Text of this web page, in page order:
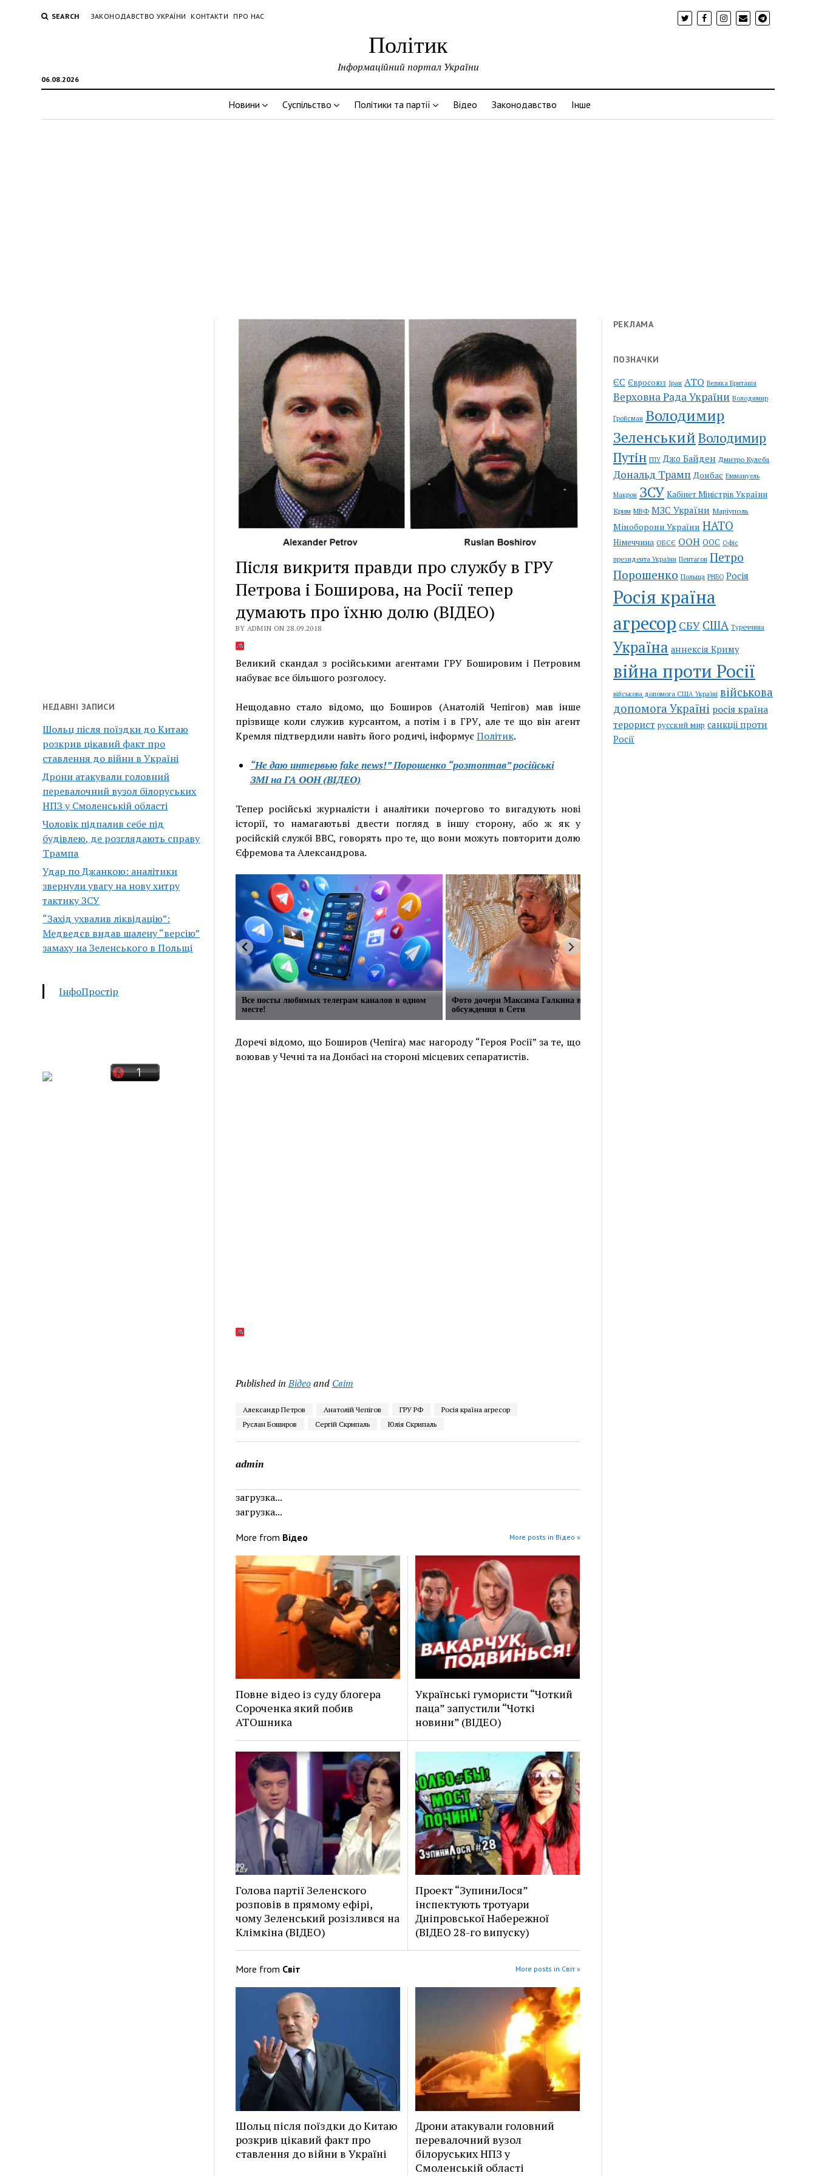
SEARCH ЗАКОНОДАВСТВО УКРАЇНИ КОНТАКТИ ПРО НАС
Політик
06.08.2026
Інформаційний портал України
Новини Суспільство Політики та партії Відео Законодавство Інше
НЕДАВНІ ЗАПИСИ
Шольц після поїздки до Китаю
розкрив цікавий факт про
ставлення до війни в Україні
Дрони атакували головний
перевалочний вузол білоруських
НПЗ у Смоленській області
Чоловік підпалив себе під
будівлею, де розглядають справу
Трампа
Удар по Джанкою: аналітики
звернули увагу на нову хитру
тактику ЗСУ
“Захід ухвалив ліквідацію”:
Медведєв видав шалену “версію”
замаху на Зеленського в Польщі
ІнфоПростір
Після викритя правди про службу в ГРУ
Петрова і Боширова, на Росії тепер
думають про їхню долю (ВІДЕО)
BY ADMIN ON 28.09.2018
Великий скандал з російськими агентами ГРУ Бошировим і Петровим
набуває все більшого розголосу.
Нещодавно стало відомо, що Боширов (Анатолій Чепігов) мав інше
прізвище коли служив курсантом, а потім і в ГРУ, але те що він агент
Кремля підтвердили навіть його родичі, інформуєПолітик.
“Не даю интервью fake news!” Порошенко “розтоптав” російські
ЗМІ на ГА ООН (ВІДЕО)
Тепер російські журналісти і аналітики почергово то вигадують нові
історії, то намагаютьві двести погляд в іншу сторону, або ж як у
російскій службі BBC, говорять про те, що вони можуть повторити долю
Єфремова та Александрова.
Все посты любимых телеграм каналов в одном
месте!
Фото дочери Максима Галкина вызвало
обсуждения в Сети
Доречі відомо, що Боширов (Чепіга) має нагороду “Героя Росії” за те, що
воював у Чечні та на Донбасі на стороні місцевих сепаратистів.
Published in Відеоand Світ
Александр Петров Анатолій Чепігов ГРУ РФ
Росія країна агресор
Руслан Боширов
Сергій Скрипаль Юлія Скрипаль
admin
загрузка...
загрузка...
More from Відео More posts in Відео »
Повне відео із суду блогера
Сороченка який побив
АТОшника
Українські гумористи “Чоткий
паца” запустили “Чоткі
новини” (ВІДЕО)
Голова партії Зеленского
розповів в прямому ефірі,
чому Зеленський розізлився на
Клімкіна (ВІДЕО)
Проект “ЗупиниЛося”
інспектують тротуари
Дніпровської Набережної
(ВІДЕО 28-го випуску)
More from Світ More posts in Світ »
Шольц після поїздки до Китаю
розкрив цікавий факт про
ставлення до війни в Україні
Дрони атакували головний
перевалочний вузол
білоруських НПЗ у
Смоленській області
РЕКЛАМА
ПОЗНАЧКИ
ЄС Євросоюз Іран АТО Велика Британія
Верховна Рада України Володимир
Гройсман Володимир
ЗеленськийВолодимир
Путін ГПУ Джо Байден Дмитро Кулеба
Дональд Трамп Донбас Еммануель
Макрон ЗСУ Кабінет Міністрів України
Крим МВФ МЗС України Маріуполь
Міноборони України НАТО
Німеччина ОБСЄ ООН ООС Офіс
президента України Пентагон Петро
Порошенко Польща РНБО Росія
Росія країна
агресор СБУ США Туреччина
Україна аннексія Криму
війна проти Росії
військова допомога США Україні військова
допомога Україні росія країна
терорист русский мир санкціі проти
Росії